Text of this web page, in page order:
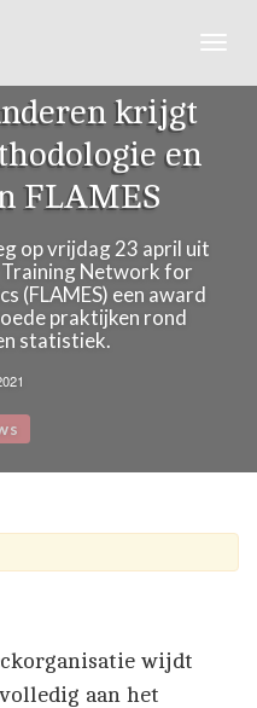
krijgt
en
FLAMES
op vrijdag 23 april uit
Training Network for
(FLAMES) een award
praktijken rond
statistiek.
wijdt
aan het